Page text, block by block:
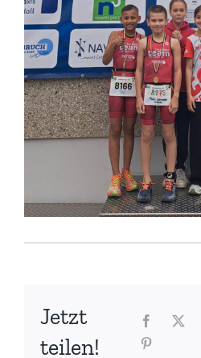
Jetzt
teilen!